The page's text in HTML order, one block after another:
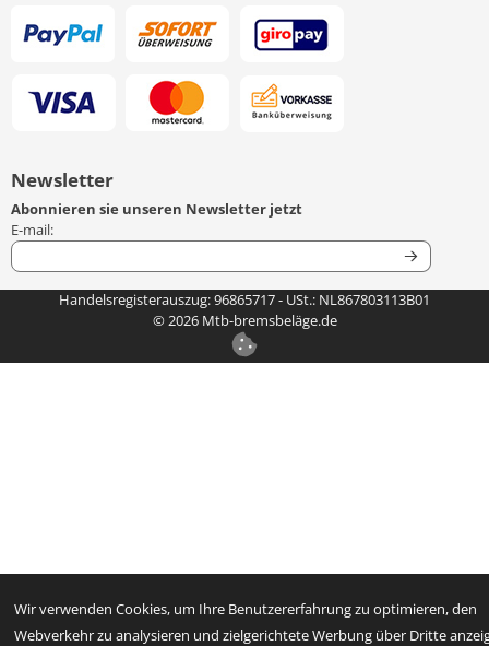
Newsletter
Abonnieren sie unseren Newsletter jetzt
E-mail:Geben Sie Ihre E-Mail-Adresse für den Newsletter ein
Handelsregisterauszug: 96865717 - USt.: NL867803113B01
©2026Mtb-bremsbeläge.de
Wir verwenden Cookies, um Ihre Benutzererfahrung zu optimieren, den
Webverkehr zu analysieren und zielgerichtete Werbung über Dritte